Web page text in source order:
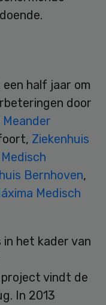
half jaar om
door
Meander
Ziekenhuis
Bernhoven,
Medisch
in het kader van
vindt de
In 2013